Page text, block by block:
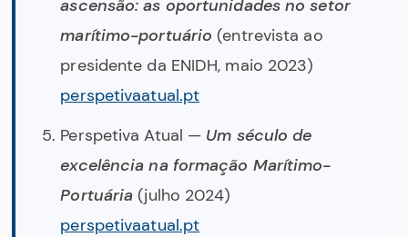
ascensão: as oportunidades no setor
marítimo-portuário (entrevista ao
presidente da ENIDH, maio 2023)
perspetivaatual.pt
Perspetiva Atual — Um século de
excelência na formação Marítimo-
Portuária (julho 2024)
perspetivaatual.pt